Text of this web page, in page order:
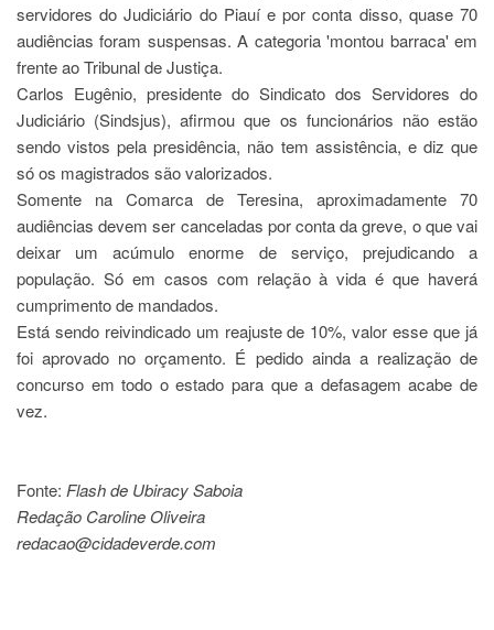
servidores do Judiciário do Piauí e por conta disso, quase 70
audiências foram suspensas. A categoria 'montou barraca' em
frente ao Tribunal de Justiça.
Carlos Eugênio, presidente do Sindicato dos Servidores do
Judiciário (Sindsjus), afirmou que os funcionários não estão
sendo vistos pela presidência, não tem assistência, e diz que
só os magistrados são valorizados.
Somente na Comarca de Teresina, aproximadamente 70
audiências devem ser canceladas por conta da greve, o que vai
deixar um acúmulo enorme de serviço, prejudicando a
população. Só em casos com relação à vida é que haverá
cumprimento de mandados.
Está sendo reivindicado um reajuste de 10%, valor esse que já
foi aprovado no orçamento. É pedido ainda a realização de
concurso em todo o estado para que a defasagem acabe de
vez.
Fonte: Flash de Ubiracy Saboia
Redação Caroline Oliveira
redacao@cidadeverde.com